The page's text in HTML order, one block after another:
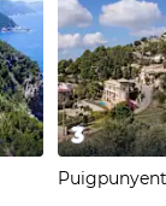
3
Puigpunyent